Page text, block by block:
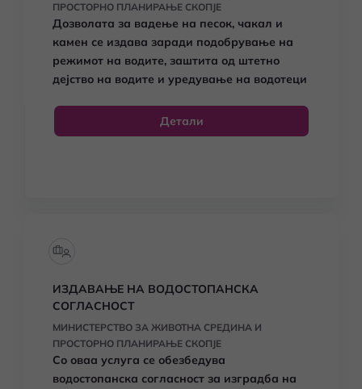
ПРОСТОРНО ПЛАНИРАЊЕ СКОПЈЕ
Дозволата за вадење на песок, чакал и
камен се издава заради подобрување на
режимот на водите, заштита од штетно
дејство на водите и уредување на водотеци
Детали
ИЗДАВАЊЕ НА ВОДОСТОПАНСКА
СОГЛАСНОСТ
МИНИСТЕРСТВО ЗА ЖИВОТНА СРЕДИНА И
ПРОСТОРНО ПЛАНИРАЊЕ СКОПЈЕ
Со оваа услуга се обезбедува
водостопанска согласност за изградба на